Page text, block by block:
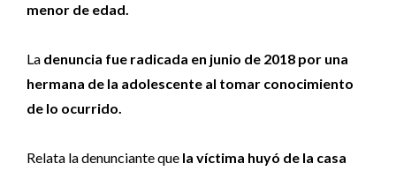
menor de edad.
La denuncia fue radicada en junio de 2018 por una
hermana de la adolescente al tomar conocimiento
de lo ocurrido.
Relata la denunciante que la víctima huyó de la casa